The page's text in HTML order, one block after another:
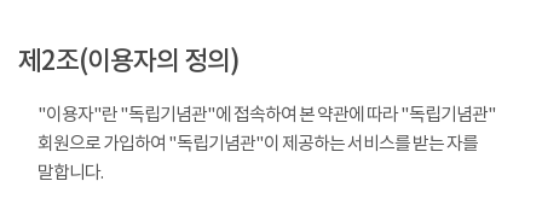
제2조(이용자의 정의)
"이용자"란 "독립기념관"에 접속하여 본 약관에 따라 "독립기념관"
회원으로 가입하여 "독립기념관"이 제공하는 서비스를 받는 자를
말합니다.